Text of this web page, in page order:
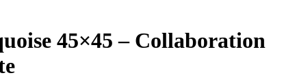
45×45 – Collaboration